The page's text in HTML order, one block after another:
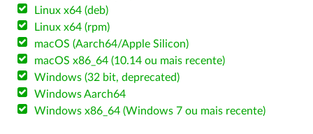
Linux x64 (deb)
Linux x64 (rpm)
macOS (Aarch64/Apple Silicon)
macOS x86_64 (10.14 ou mais recente)
Windows (32 bit, deprecated)
Windows Aarch64
Windows x86_64 (Windows 7 ou mais recente)